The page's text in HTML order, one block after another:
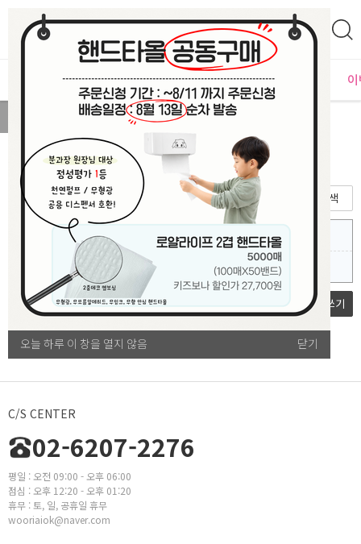
오늘 하루 이 창을 열지 않음 닫기
오늘 하루 이 창을 열지 않음 닫기
MD추천 PLAYLAB NEW BEST
구매대행 문의
검색
답변완료
대량구매 시 할인 되나요?
이미현 (비회원) 2021.10.20
구매대행 문의 쓰기
C/S CENTER
02-6207-2276
평일 : 오전 09:00 - 오후 06:00
점심 : 오후 12:20 - 오후 01:20
휴무 : 토, 일, 공휴일 휴무
wooriaiok@naver.com